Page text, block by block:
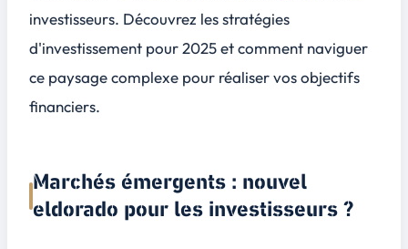
investisseurs. Découvrez les stratégies
d'investissement pour 2025 et comment naviguer
ce paysage complexe pour réaliser vos objectifs
financiers.
Marchés émergents : nouvel
eldorado pour les investisseurs ?